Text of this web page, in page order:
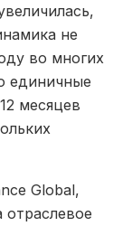
не
во многих
единичные
месяцев
Global,